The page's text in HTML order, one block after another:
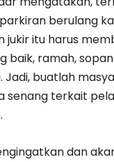
berulang
jukir itu harus
baik, ramah,
Jadi, buatlah
senang terkait
dan